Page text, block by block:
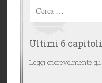
Ultimi 6 capitoli
Leggi onorevolmente gli